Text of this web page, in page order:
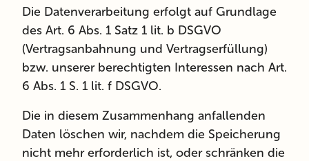
Die Datenverarbeitung erfolgt auf Grundlage
des Art. 6 Abs. 1 Satz 1 lit. b DSGVO
(Vertragsanbahnung und Vertragserfüllung)
bzw. unserer berechtigten Interessen nach Art.
6 Abs. 1 S. 1 lit. f DSGVO.
Die in diesem Zusammenhang anfallenden
Daten löschen wir, nachdem die Speicherung
nicht mehr erforderlich ist, oder schränken die